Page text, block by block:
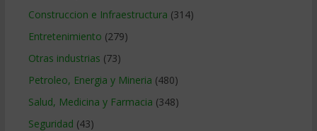
Construccion e Infraestructura (314)
Entretenimiento (279)
Otras industrias (73)
Petroleo, Energia y Mineria (480)
Salud, Medicina y Farmacia (348)
Seguridad (43)